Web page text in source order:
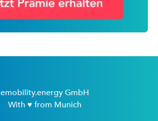
emobility.energy GmbH
With ♥ from Munich